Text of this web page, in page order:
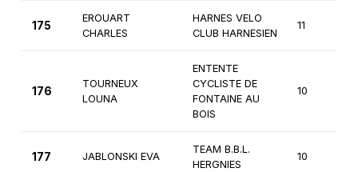
175
EROUART
CHARLES
HARNES VELO
CLUB HARNESIEN
11
176
TOURNEUX
LOUNA
ENTENTE
CYCLISTE DE
FONTAINE AU
BOIS
10
177 JABLONSKI EVA
TEAM B.B.L.
HERGNIES
10